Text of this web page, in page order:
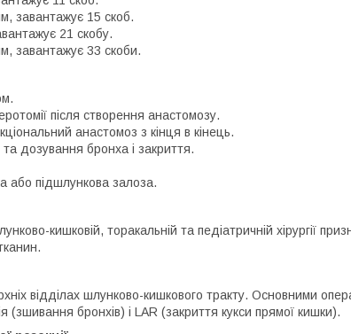
завантажує 15 скоб.
21 скобу.
завантажує 33 скоби.
після створення анастомозу.
анастомоз з кінця в кінець.
та дозування бронха і закриття.
або підшлункова залоза.
кишковій, торакальній та педіатричній хірургії
відділах шлунково-кишкового тракту. Основними
(зшивання бронхів) і LAR (закриття кукси прямої кишки).